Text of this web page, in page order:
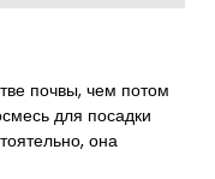
почвы, чем потом
для посадки
она